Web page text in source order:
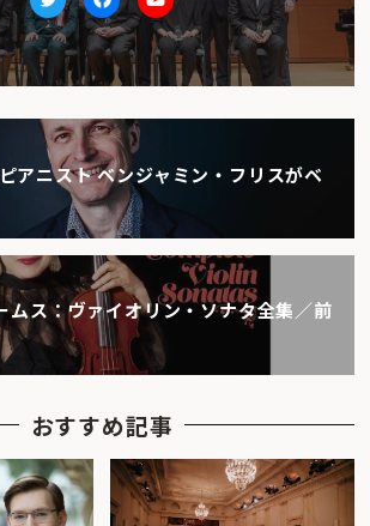
TwitterfacebookYoutube
アニスト ベンジャミン・フリスがベ
ムス：ヴァイオリン・ソナタ全集／前
おすすめ記事